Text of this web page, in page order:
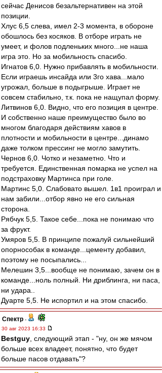
сейчас Денисов безальтернативен на этой
позиции.
Хлус 6,5 слева, имел 2-3 момента, в обороне
обошлось без косяков. В отборе играть не
умеет, и фолов подленьких много...не наша
игра это. Но за мобильность спасибо.
Игнатов 6,0. Нужно прибавлять в мобильности.
Если играешь инсайда или 3го хава...мало
угрожал, больше в подыгрыше. Играет не
совсем стабильно, т.к. пока не нащупал форму.
Литвинов 6,0. Видно, что его позиция в центре.
И собственно наше преимущество было во
многом благодаря действиям хавов в
плотности и мобильности в центре...динамо
даже толком прессинг не могло замутить.
Чернов 6,0. Чотко и незаметно. Что и
требуется. Единственная помарка не успел на
подстраховку Мартинса при голе.
Мартинс 5,0. Слабовато вышел. 1в1 проиграл и
нам забили...отбор явно не его сильная
сторона.
Рябчук 5,5. Такое себе...пока не понимаю что
за фрукт.
Умяров 5,5. В принципе пожалуй сильнейший
опорнособак в команде...цементу добавил,
поэтому не посыпались...
Мелешин 3,5...вообще не понимаю, зачем он в
команде...ноль полный. Ни дриблинга, ни паса,
ни удара..
Дуарте 5,5. Не испортил и на этом спасибо.
Спектр -
30 авг 2023 16:33
Bestguy , следующий этап - "ну, он же мячом
больше всех владеет, понятно, что будет
больше пасов отдавать"?